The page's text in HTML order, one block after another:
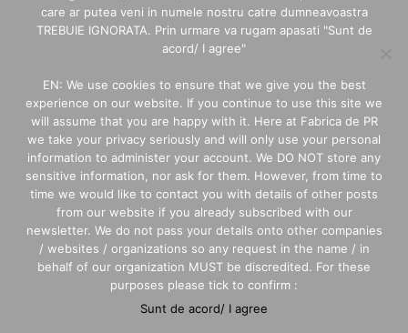
MEDIA RELATIONS
EVENTS
care ar putea veni in numele nostru catre dumneavoastra
TREBUIE IGNORATA. Prin urmare va rugam apasati "Sunt de
acord/ I agree"
EN: We use cookies to ensure that we give you the best
experience on our website. If you continue to use this site we
will assume that you are happy with it. Here at Fabrica de PR
we take your privacy seriously and will only use your personal
information to administer your account. We DO NOT store any
sensitive information, nor ask for them. However, from time to
time we would like to contact you with details of other posts
from our website if you already subscribed with our
newsletter. We do not pass your details onto other companies
/ websites / organizations so any request in the name / in
behalf of our organization MUST be discredited. For these
purposes please tick to confirm :
Sunt de acord/ I agree